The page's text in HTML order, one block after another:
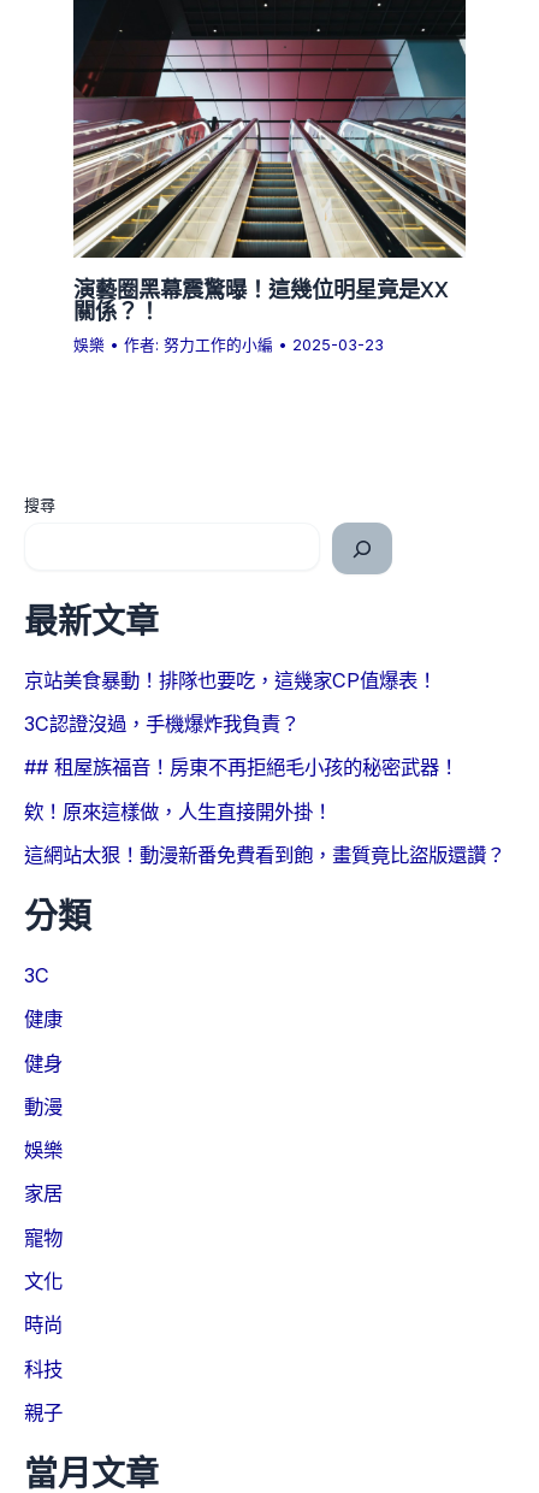
演藝圈黑幕震驚曝！這幾位明星竟是XX
關係？！
娛樂 • 作者:努力工作的小編 • 2025-03-23
搜尋
最新文章
京站美食暴動！排隊也要吃，這幾家CP值爆表！
3C認證沒過，手機爆炸我負責？
## 租屋族福音！房東不再拒絕毛小孩的秘密武器！
欸！原來這樣做，人生直接開外掛！
這網站太狠！動漫新番免費看到飽，畫質竟比盜版還讚？
分類
3C
健康
健身
動漫
娛樂
家居
寵物
文化
時尚
科技
親子
當月文章